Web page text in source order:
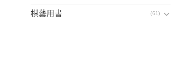
棋藝用書 (61)